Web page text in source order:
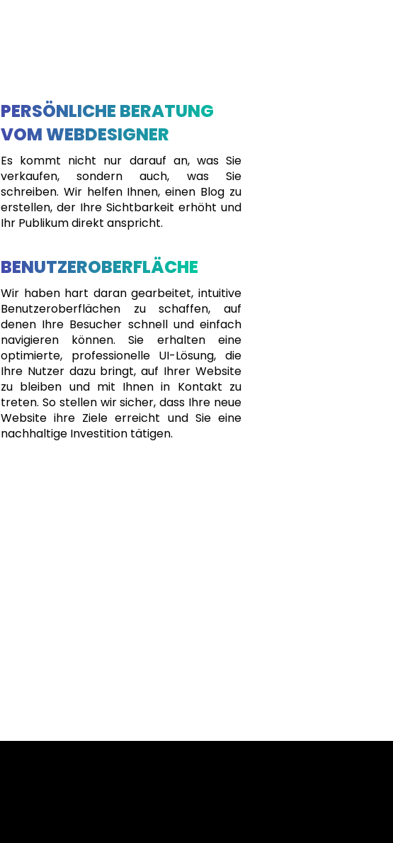
PERSÖNLICHE BERATUNG
VOM WEBDESIGNER
Es kommt nicht nur darauf an, was Sie
verkaufen, sondern auch, was Sie
schreiben. Wir helfen Ihnen, einen Blog zu
erstellen, der Ihre Sichtbarkeit erhöht und
Ihr Publikum direkt anspricht.
BENUTZEROBERFLÄCHE
Wir haben hart daran gearbeitet, intuitive
Benutzeroberflächen zu schaffen, auf
denen Ihre Besucher schnell und einfach
navigieren können. Sie erhalten eine
optimierte, professionelle UI-Lösung, die
Ihre Nutzer dazu bringt, auf Ihrer Website
zu bleiben und mit Ihnen in Kontakt zu
treten. So stellen wir sicher, dass Ihre neue
Website ihre Ziele erreicht und Sie eine
nachhaltige Investition tätigen.